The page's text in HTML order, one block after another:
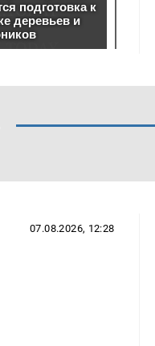
07.08.2026, 12:28